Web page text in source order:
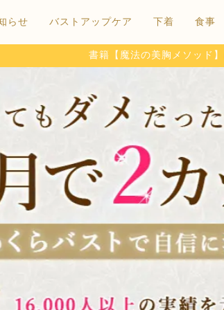
らせ バストアップケア 下着 食事
書籍【魔法の美胸メソッド